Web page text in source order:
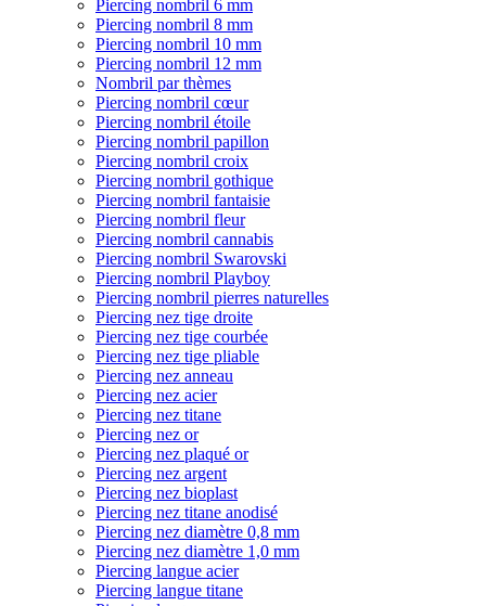
Piercing nombril 6 mm
Piercing nombril 8 mm
Piercing nombril 10 mm
Piercing nombril 12 mm
Nombril par thèmes
Piercing nombril cœur
Piercing nombril étoile
Piercing nombril papillon
Piercing nombril croix
Piercing nombril gothique
Piercing nombril fantaisie
Piercing nombril fleur
Piercing nombril cannabis
Piercing nombril Swarovski
Piercing nombril Playboy
Piercing nombril pierres naturelles
Piercing nez tige droite
Piercing nez tige courbée
Piercing nez tige pliable
Piercing nez anneau
Piercing nez acier
Piercing nez titane
Piercing nez or
Piercing nez plaqué or
Piercing nez argent
Piercing nez bioplast
Piercing nez titane anodisé
Piercing nez diamètre 0,8 mm
Piercing nez diamètre 1,0 mm
Piercing langue acier
Piercing langue titane